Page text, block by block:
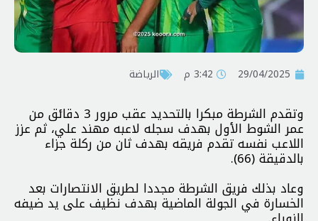
29/04/2025 3:42 م الرياضة
وتقدم الشرطة مبكرا بالتحديد عقب مرور 3 دقائق من
عمر الشوط الأول بهدف سجله لاعبه مهند علي، ثم عزز
اللاعب نفسه تقدم فريقه بهدف ثان من ركلة جزاء
بالدقيقة (66).
وعاد بذلك فريق الشرطة مجددا لطريق الانتصارات بعد
الخسارة في الجولة الماضية بهدف نظيف على يد ضيفه